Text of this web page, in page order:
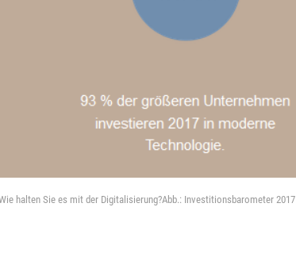
halten Sie es mit der Digitalisierung?Abb.: Investitionsbarometer 2017